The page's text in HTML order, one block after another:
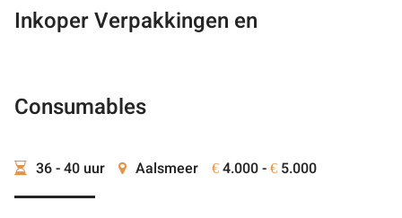
Inkoper Verpakkingen en
Consumables
36 - 40 uur Aalsmeer € 4.000 - € 5.000